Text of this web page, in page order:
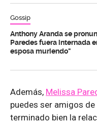
Gossip
Anthony Aranda se
Paredes fuera internada
esposa muriendo"
Además, Melissa
puedes ser amigos
terminado bien la